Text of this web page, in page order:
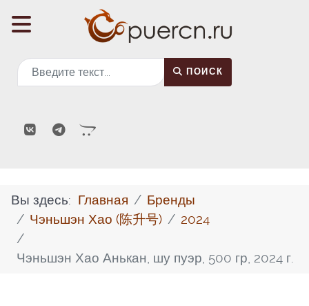
Поиск ПОИСК
Вы здесь: Главная
Бренды
Чэньшэн Хао (陈升号)
2024
Чэньшэн Хао Анькан, шу пуэр, 500 гр, 2024 г.